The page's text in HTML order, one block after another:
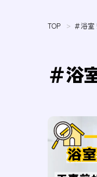
TOP ＃浴室
＃浴